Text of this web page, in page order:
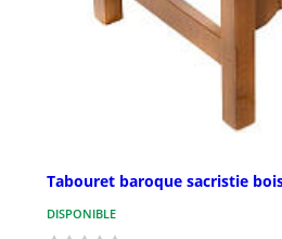
Tabouret baroque sacristie
DISPONIBLE